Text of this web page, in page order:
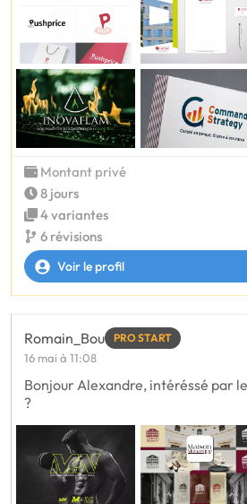
Montant privé
8 jours
4 variantes
6 révisions
Voir le profil
Romain_Bou PRO START
16 mai à 11:08
Bonjour Alexandre, intéréssé par
?